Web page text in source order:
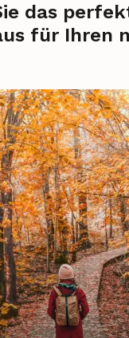
das
für Ihren